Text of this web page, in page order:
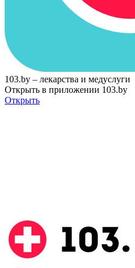
103.by – лекарства и медуслуги
Открыть в приложении 103.by
Открыть